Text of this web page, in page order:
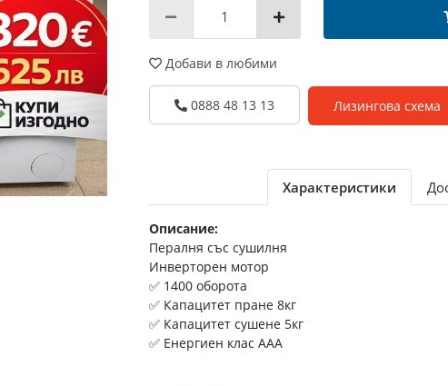
Добави в любими
0888 48 13 13 Лизингова схема
Характеристики
Описание:
Пералня със сушилня
Инверторен мотор
✅ 1400 оборота
✅ Капацитет пране 8кг
✅ Капацитет сушене 5кг
✅ Енергиен клас AАА